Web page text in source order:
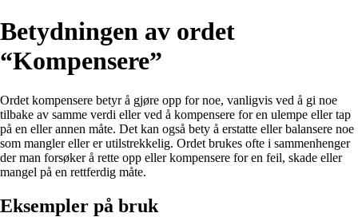
Betydningen av ordet
“Kompensere”
Ordet kompensere betyr å gjøre opp for noe, vanligvis ved å gi noe
tilbake av samme verdi eller ved å kompensere for en ulempe eller tap
på en eller annen måte. Det kan også bety å erstatte eller balansere noe
som mangler eller er utilstrekkelig. Ordet brukes ofte i sammenhenger
der man forsøker å rette opp eller kompensere for en feil, skade eller
mangel på en rettferdig måte.
Eksempler på bruk